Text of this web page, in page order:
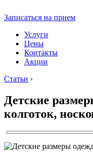
Записаться на прием
Услуги
Цены
Контакты
Акции
Статьи ›
Детские
колготок,